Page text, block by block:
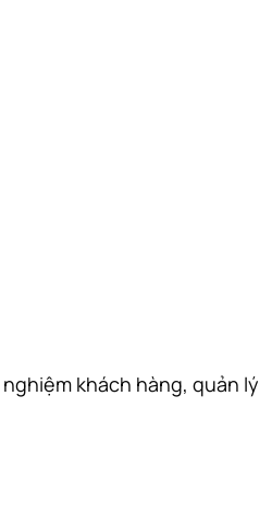
khách hàng, quản lý